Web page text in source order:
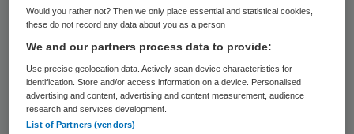
accountant bekleedde hij tal van functies
als bestuurder van revalidatieklinieken en
een ziekenhuis en bij VVT-instellingen. De
afgelopen jaren was hij bestuurder van
Livio, een geïntegreerde VVT-organisatie in
het oosten van Nederland.
Would you rather not? Then we only place essential and statistical cookies,
these do not record any data about you as a person
We and our partners process data to provide:
Use precise geolocation data. Actively scan device characteristics for
identification. Store and/or access information on a device. Personalised
advertising and content, advertising and content measurement, audience
research and services development.
List of Partners (vendors)